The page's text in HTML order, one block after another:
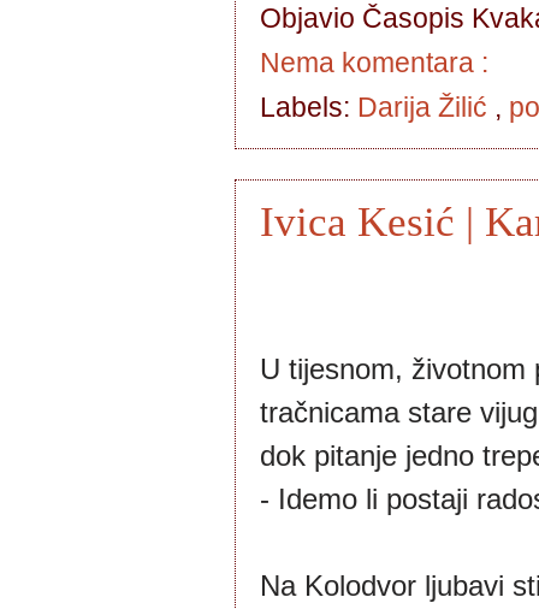
Objavio Časopis
Nema komentara :
Labels: Darija Žilić ,
Ivica Kesić |
U tijesnom, životnom
tračnicama stare
dok pitanje jedno
- Idemo li postaji
Na Kolodvor ljubavi